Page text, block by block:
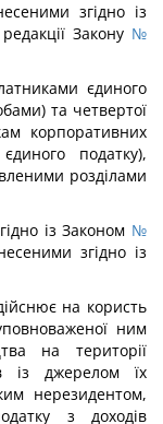
згідно із
Закону №
єдиного
та четвертої
корпоративних
податку),
розділами
із Законом №
згідно із
на користь
ним
на території
із джерелом їх
нерезидентом,
з доходів